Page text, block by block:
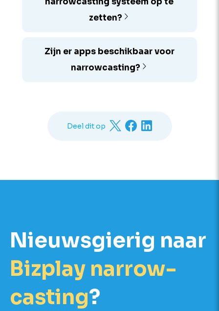
zetten?
Zijn er apps beschikbaar voor
narrowcasting?
Deel dit op
Nieuws­gierig naar
Bizplay narrow­
casting?